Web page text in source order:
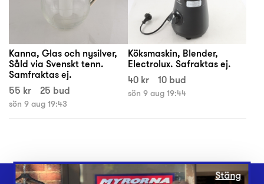
Kanna, Glas och nysilver,
Såld via Svenskt tenn.
Samfraktas ej.
55 kr
25 bud
sön 9 aug 19:43
Köksmaskin, Blender,
Electrolux. Safraktas ej.
40 kr
10 bud
sön 9 aug 19:44
Stäng